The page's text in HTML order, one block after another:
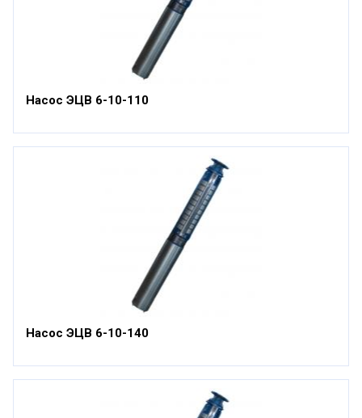
Насос ЭЦВ 6-10-110
Насос ЭЦВ 6-10-140